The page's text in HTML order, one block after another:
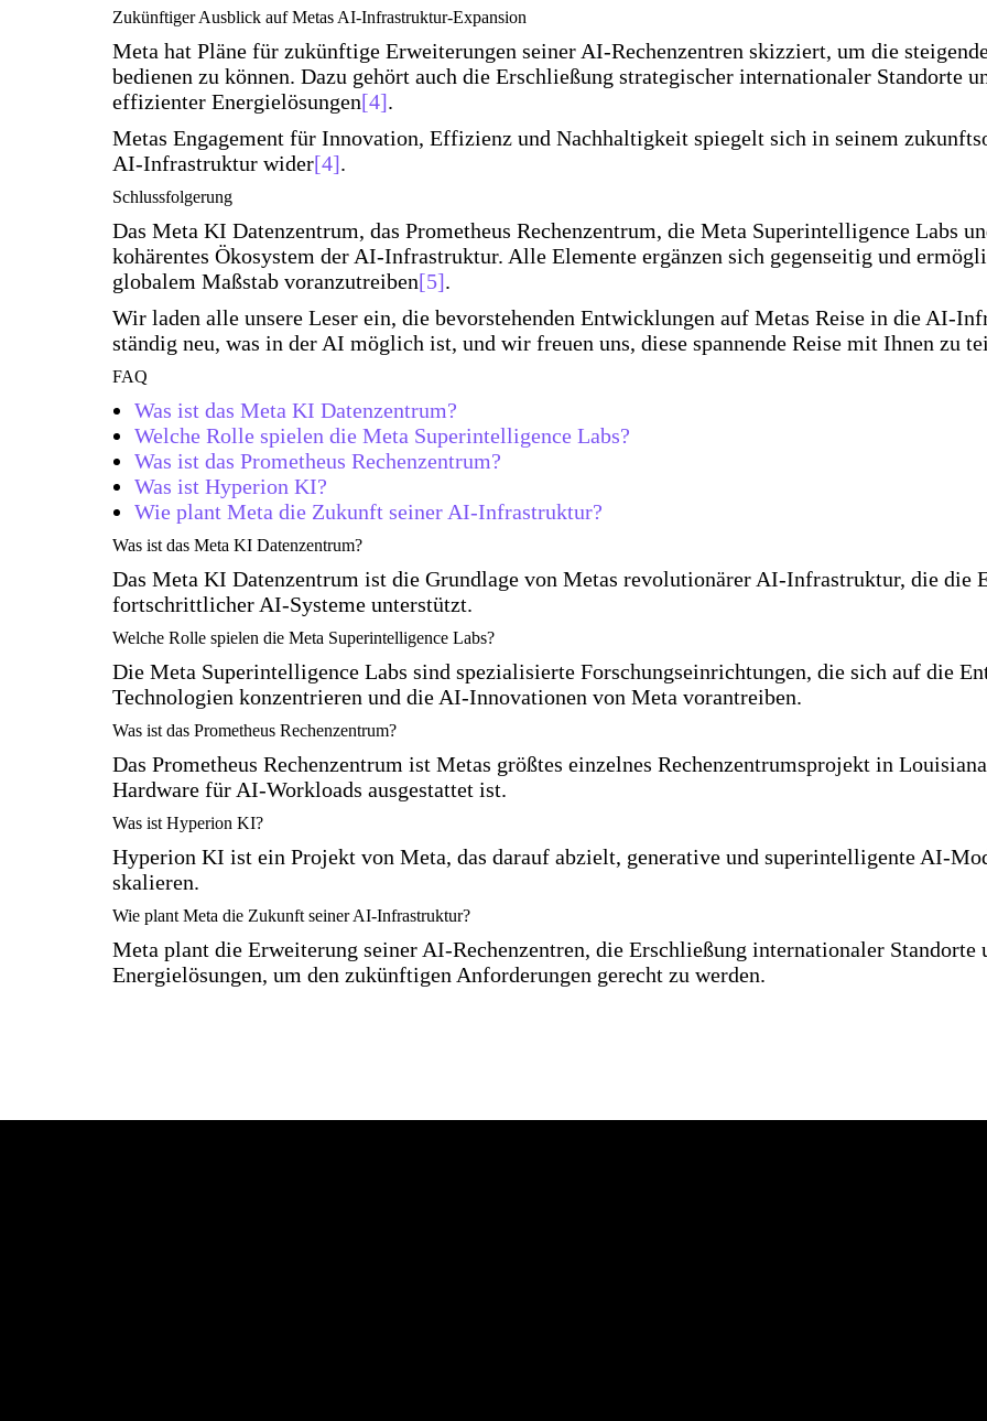
Zukünftiger Ausblick auf Metas AI-Infrastruktur-Expansion
Meta hat Pläne für zukünftige Erweiterungen seiner AI-Rechenzentren skizziert, um die
bedienen zu können. Dazu gehört auch die Erschließung strategischer internationaler Standorte
effizienter Energielösungen[4].
Metas Engagement für Innovation, Effizienz und Nachhaltigkeit spiegelt sich in seinem
AI-Infrastruktur wider[4].
Schlussfolgerung
Das Meta KI Datenzentrum, das Prometheus Rechenzentrum, die Meta Superintelligence Labs
kohärentes Ökosystem der AI-Infrastruktur. Alle Elemente ergänzen sich gegenseitig und
globalem Maßstab voranzutreiben[5].
Wir laden alle unsere Leser ein, die bevorstehenden Entwicklungen auf Metas Reise in die AI-
ständig neu, was in der AI möglich ist, und wir freuen uns, diese spannende Reise mit Ihnen zu
FAQ
Was ist das Meta KI Datenzentrum?
Welche Rolle spielen die Meta Superintelligence Labs?
Was ist das Prometheus Rechenzentrum?
Was ist Hyperion KI?
Wie plant Meta die Zukunft seiner AI-Infrastruktur?
Was ist das Meta KI Datenzentrum?
Das Meta KI Datenzentrum ist die Grundlage von Metas revolutionärer AI-Infrastruktur, die die
fortschrittlicher AI-Systeme unterstützt.
Welche Rolle spielen die Meta Superintelligence Labs?
Die Meta Superintelligence Labs sind spezialisierte Forschungseinrichtungen, die sich auf die
Technologien konzentrieren und die AI-Innovationen von Meta vorantreiben.
Was ist das Prometheus Rechenzentrum?
Das Prometheus Rechenzentrum ist Metas größtes einzelnes Rechenzentrumsprojekt in
Hardware für AI-Workloads ausgestattet ist.
Was ist Hyperion KI?
Hyperion KI ist ein Projekt von Meta, das darauf abzielt, generative und superintelligente AI-
skalieren.
Wie plant Meta die Zukunft seiner AI-Infrastruktur?
Meta plant die Erweiterung seiner AI-Rechenzentren, die Erschließung internationaler
Energielösungen, um den zukünftigen Anforderungen gerecht zu werden.